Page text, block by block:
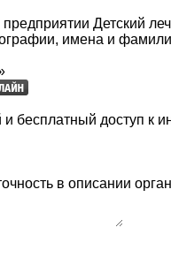
Детский
имена и
бесплатный доступ к
в описании